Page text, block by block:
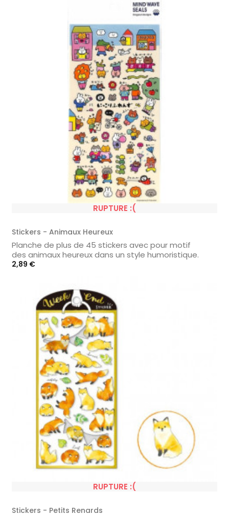
RUPTURE :(
Stickers - Animaux Heureux
Planche de plus de 45 stickers avec pour motif
des animaux heureux dans un style humoristique.
Prix
2,89 €
RUPTURE :(
Stickers - Petits Renards